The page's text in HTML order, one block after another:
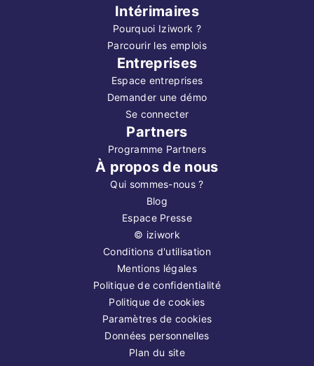
Intérimaires
Pourquoi Iziwork ?
Parcourir les emplois
Entreprises
Espace entreprises
Demander une démo
Se connecter
Partners
Programme Partners
À propos de nous
Qui sommes-nous ?
Blog
Espace Presse
© iziwork
Conditions d'utilisation
Mentions légales
Politique de confidentialité
Politique de cookies
Paramètres de cookies
Données personnelles
Plan du site